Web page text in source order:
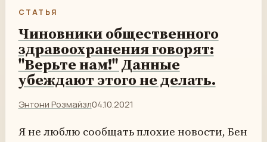
СТАТЬЯ
Чиновники общественного
здравоохранения говорят:
"Верьте нам!" Данные
убеждают этого не делать.
Энтони Розмайзл04.10.2021
Я не люблю сообщать плохие новости, Бен